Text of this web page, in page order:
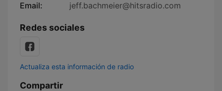
Email:
jeff.bachmeier@hitsradio.com
Redes sociales
Actualiza esta información de radio
Compartir